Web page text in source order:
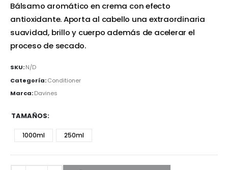
Bálsamo aromático en crema con efecto
antioxidante. Aporta al cabello una extraordinaria
suavidad, brillo y cuerpo además de acelerar el
proceso de secado.
SKU:N/D
Categoría:Conditioner
Marca:Davines
TAMAÑOS
1000ml 250ml